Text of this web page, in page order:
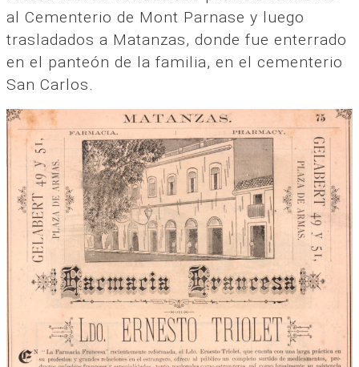
al Cementerio de Mont Parnase y luego
trasladados a Matanzas, donde fue enterrado
en el panteón de la familia, en el cementerio
San Carlos.